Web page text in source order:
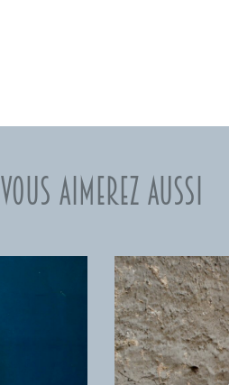
Vous aimerez aussi